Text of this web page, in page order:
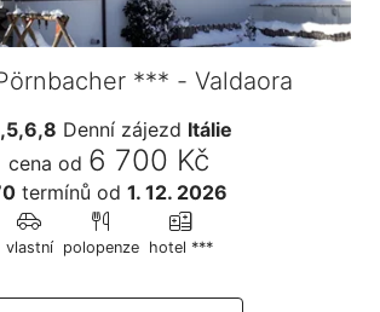
*** - Valdaora
Denní zájezd Itálie
cena od 6 700 Kč
termínů od 1. 12. 2026
vlastní polopenze hotel ***